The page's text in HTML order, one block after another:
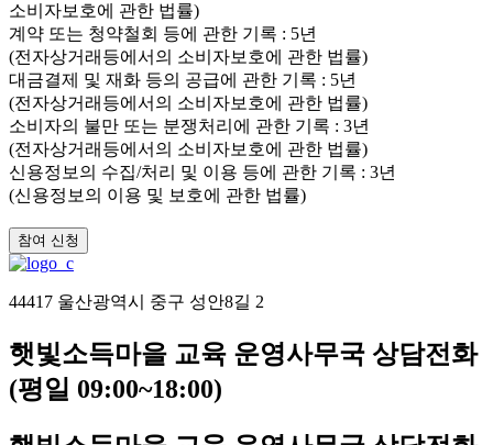
소비자보호에 관한 법률)
계약 또는 청약철회 등에 관한 기록 : 5년
(전자상거래등에서의 소비자보호에 관한 법률)
대금결제 및 재화 등의 공급에 관한 기록 : 5년
(전자상거래등에서의 소비자보호에 관한 법률)
소비자의 불만 또는 분쟁처리에 관한 기록 : 3년
(전자상거래등에서의 소비자보호에 관한 법률)
신용정보의 수집/처리 및 이용 등에 관한 기록 : 3년
(신용정보의 이용 및 보호에 관한 법률)
참여 신청
44417 울산광역시 중구 성안8길 2
햇빛소득마을 교육 운영사무국 상담전화
(평일 09:00~18:00)